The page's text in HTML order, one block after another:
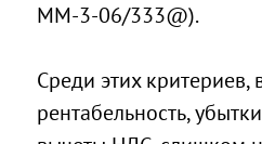
ММ-3-06/333@).
Среди этих критериев,
рентабельность,